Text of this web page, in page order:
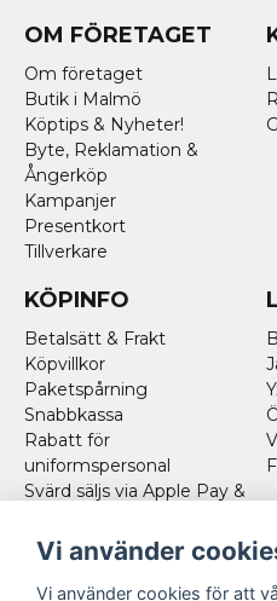
OM FÖRETAGET
Om företaget
Butik i Malmö
Köptips & Nyheter!
Byte, Reklamation &
Ångerköp
Kampanjer
Presentkort
Tillverkare
KÖPINFO
Betalsätt & Frakt
Köpvillkor
Paketspårning
Snabbkassa
Rabatt för
uniformspersonal
Svärd säljs via Apple Pay &
Norska kunder
Cookies
Vi använder
Vi använder cookies för att